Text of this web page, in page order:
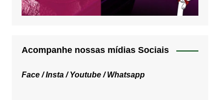
Acompanhe nossas mídias Sociais
Face /Insta /Youtube /Whatsapp